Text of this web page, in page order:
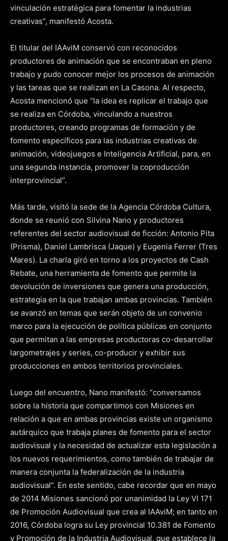
vinculación estratégica para fomentar la industrias
creativas”, manifestó Acosta.
El titular del IAAviM conservó con reconocidos
productores de animación que se encontraban en pleno
trabajo y pudo conocer mejor los procesos de animación
y las tareas que se realizan en La Casona. Al respecto,
Acosta mencionó que “la idea es replicar el trabajo que
se realiza en Córdoba, vinculando a nuestros
productores, creando programas de formación y de
fomento específicos para las industrias creativas de
animación, videojuegos e Inteligencia Artificial, para, en
una segunda instancia, promover la coproducción
interprovincial”.
Más tarde, visitó la sede de la Agencia Córdoba Cultura,
donde se reunió con Silvina Nano y productores
referentes del sector audiovisual de ficción: Antonio Pita
(Prisma), Daniel Lambrisca (Jaque) y Eugenia Ferrer (Tres
Mares). La charla giró en torno a los proyectos de Cash
Rebate, una herramienta de fomento que permite la
devolución de inversiones que genera una producción,
estrategia en la que trabajan ambas provincias. También
se avanzó en temas que serán objeto de un convenio
marco para la ejecución de política públicas en conjunto
que permitan a las empresas productoras co-desarrollar
largometrajes y series, co-producir y exhibir sus
producciones en ambos territorios provinciales.
Luego del encuentro, Nano manifestó: “conversamos
sobre la historia que compartimos con Misiones en
relación a que en ambas provincias existe un organismo
autárquico que trabaja planes de fomento para el sector
audiovisual y la necesidad de actualizar esta legislación a
los nuevos requerimientos, como también de trabajar de
manera conjunta la federalización de la industria
audiovisual”. En este sentido, cabe recordar que en mayo
de 2014 Misiones sancionó por unanimidad la Ley VI 171
de Promoción Audiovisual que crea al IAAviM; en tanto en
2016, Córdoba logra su Ley provincial 10.381 de Fomento
y Promoción de la Industria Audiovisual, que establece la